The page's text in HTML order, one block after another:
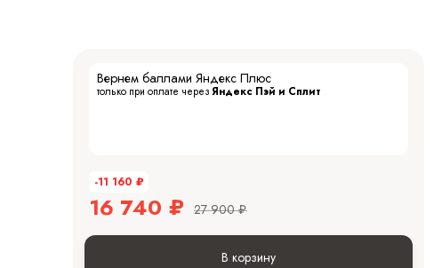
Вернем баллами Яндекс Плюс
только при оплате черезЯндекс Пэй и Сплит
-11 160 ₽
16 740 ₽ 27 900 ₽
В корзину